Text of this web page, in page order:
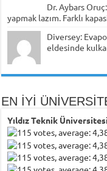
Dr. Aybars
yapmak lazım. Farklı
Diversey:
eldesinde
EN İYİ
Yıldız Teknik Üniversitesi